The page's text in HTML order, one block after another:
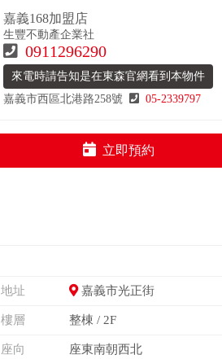
嘉義168加盟店
生豐不動產企業社
0911296290
來電時請告知是在東森官網看到本物件
嘉義市西區北港路258號
05-2339797
立即預約
地址 嘉義市光正街
樓層 整棟 / 2F
座向 座東南朝西北